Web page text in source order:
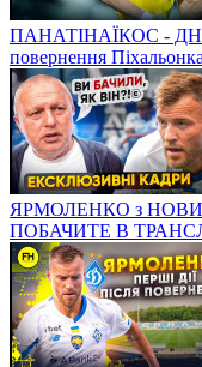
ПАНАТІНАЇКОС -
повернення
ЯРМОЛЕНКО з
ПОБАЧИТЕ В